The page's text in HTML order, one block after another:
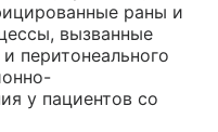
раны и
вызванные
перитонеального
у пациентов со